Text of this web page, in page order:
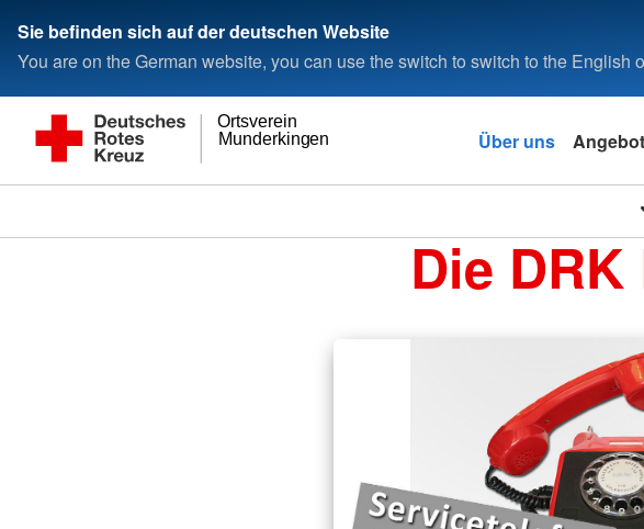
Sie befinden sich auf der deutschen Website
You are on the German website, you can use the switch to switch to the English
Munderkingen
Ortsverein
Über uns
Die